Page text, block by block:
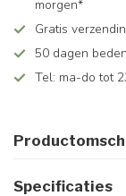
morgen*
Gratis
50 dagen
Tel: ma-do tot
Specificaties